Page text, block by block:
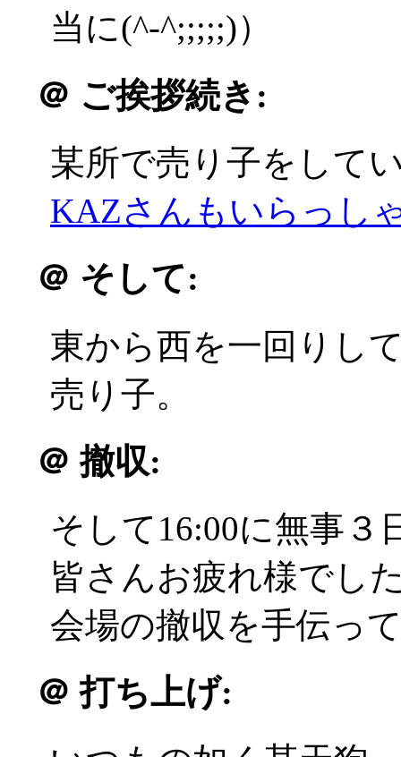
当に(^-^;;;;;)）
＠ ご挨拶続き:
某所で売り子をして
KAZさんもいらっし
＠ そして:
東から西を一回りし
売り子。
＠ 撤収:
そして16:00に無事３
皆さんお疲れ様でし
会場の撤収を手伝っ
＠ 打ち上げ: